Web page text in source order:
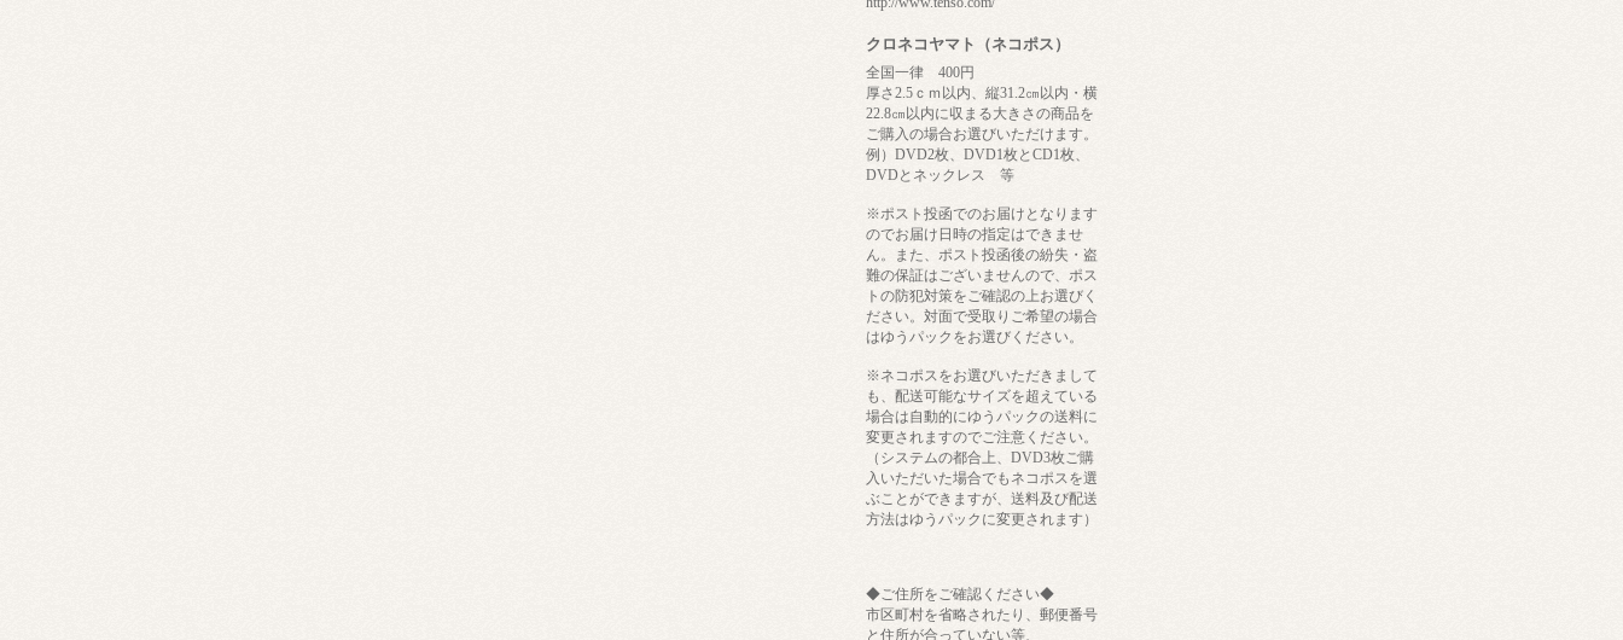
クロネコヤマト（ネコポス）
全国一律 400円
厚さ2.5ｃｍ以内、縦31.2㎝以内・横
22.8㎝以内に収まる大きさの商品を
ご購入の場合お選びいただけます。
例）DVD2枚、DVD1枚とCD1枚、
DVDとネックレス 等
※ポスト投函でのお届けとなります
のでお届け日時の指定はできませ
ん。また、ポスト投函後の紛失・盗
難の保証はございませんので、ポス
トの防犯対策をご確認の上お選びく
ださい。対面で受取りご希望の場合
はゆうパックをお選びください。
※ネコポスをお選びいただきまして
も、配送可能なサイズを超えている
場合は自動的にゆうパックの送料に
変更されますのでご注意ください。
（システムの都合上、DVD3枚ご購
入いただいた場合でもネコポスを選
ぶことができますが、送料及び配送
方法はゆうパックに変更されます）
◆ご住所をご確認ください◆
市区町村を省略されたり、郵便番号
と住所が合っていない等、